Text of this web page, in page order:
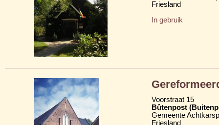
Friesland
In gebruik
Voorstraat 15
Bûtenpost
Gemeente
Friesland